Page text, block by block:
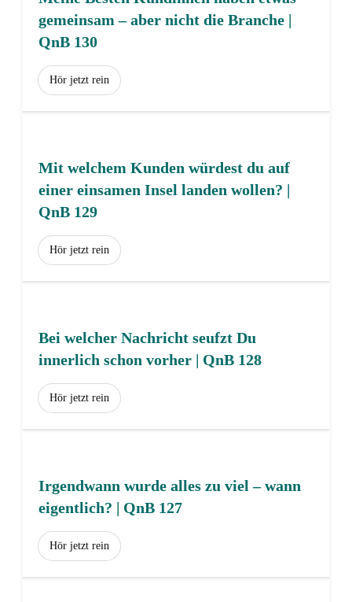
gemeinsam – aber nicht die Branche |
QnB 130
Hör jetzt rein
Mit welchem Kunden würdest du auf
einer einsamen Insel landen wollen? |
QnB 129
Hör jetzt rein
Bei welcher Nachricht seufzt Du
innerlich schon vorher | QnB 128
Hör jetzt rein
Irgendwann wurde alles zu viel – wann
eigentlich? | QnB 127
Hör jetzt rein